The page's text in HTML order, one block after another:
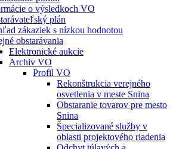
o výsledkoch VO
plán
zákaziek s nízkou hodnotou
obstarávania
Elektronické aukcie
Archiv VO
Profil VO
Rekonštrukcia verejného
osvetlenia v meste Snina
Obstaranie tovarov pre mesto
Snina
Špecializované služby v
oblasti projektového riadenia